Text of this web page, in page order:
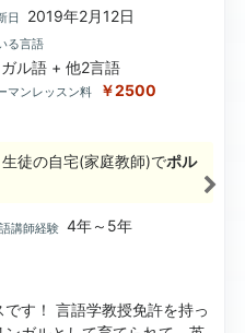
日 2019年2月12日
る言語
ル語 + 他2言語
マンレッスン料 ￥2500
徒の自宅(家庭教師)でポル
講師経験 4年～5年
す！ 言語学教授免許を持っ